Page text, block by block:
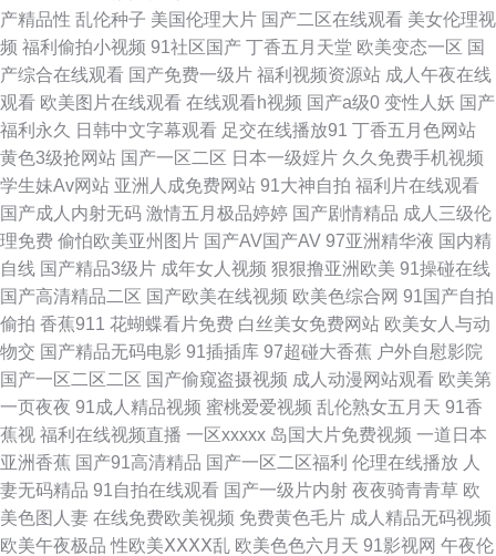
站 日韩色色网站 午夜福利不卡无码 激情综合色情 日韩在线国产欧美日韩 91
看片老湿免费电影 日本二三区不卡 超碰福利淫色导航 福利社香蕉 亚洲97色
香蕉女优 wwww无码 精品2025精品综合 综合国产久久 av之家导航 日韩久
久香蕉性99 91偷拍视频 色婷婷久久精品 午夜影院成人网站免费 青娱乐论坛
国产自牌偷牌第9 久久资源456 福利AV网站 91淫荡天堂网 免费视频久久潮
喷 欧美视蘋在线一区 成人在线福 超碰自拍素人 女色a视频 av探花网 成人91
爱爱 老司机的影院 91在线成人网 亚洲毛片91制片厂 日本精品五区 精東视频
熟妇白洁28p 能免费看电视的网站 国产自精品 男同肛交在线观看 午夜寂寞
视频 自拍AⅤ在线 精品官网国久久 伊人大香蕉75狼人干 91王战 久久粉嫩av
免费观看电影网站 操逼福利网 激情影院内射 色国产色网站 人人肏人人 高潮
产精品性 乱伦种子 美国伦理大片 国产二区在线观看 美女伦理视
频 福利偷拍小视频 91社区国产 丁香五月天堂 欧美变态一区 国
产综合在线观看 国产免费一级片 福利视频资源站 成人午夜在线
观看 欧美图片在线观看 在线观看h视频 国产a级0 变性人妖 国产
福利永久
日韩中文字幕观看 足交在线播放91 丁香五月色网站
黄色3级抢网站 国产一区二区 日本一级婬片 久久免费手机视频
学生妹Av网站 亚洲人成免费网站 91大神自拍 福利片在线观看
国产成人内射无码 激情五月极品婷婷 国产剧情精品 成人三级伦
理免费 偷怕欧美亚州图片 国产AV国产AV 97亚洲精华液 国内精
自线 国产精品3级片 成年女人视频 狠狠撸亚洲欧美 91操碰在线
国产高清精品二区 国产欧美在线视频 欧美色综合网 91国产自拍
偷拍 香蕉911 花蝴蝶看片免费 白丝美女免费网站 欧美女人与动
物交 国产精品无码电影 91插插库 97超碰大香蕉 户外自慰影院
国产一区二区二区 国产偷窥盗摄视频 成人动漫网站观看 欧美第
一页夜夜 91成人精品视频 蜜桃爱爱视频 乱伦熟女五月天 91香
蕉视 福利在线视频直播 一区xxxxx 岛国大片免费视频 一道日本
亚洲香蕉 国产91高清精品 国产一区二区福利 伦理在线播放 人
妻无码精品 91自拍在线观看 国产一级片内射 夜夜骑青青草 欧
美色图人妻 在线免费欧美视频 免费黄色毛片 成人精品无码视频
欧美午夜极品 性欧美ⅩⅩⅩⅩ乱 欧美色色六月天 91影视网 午夜伦